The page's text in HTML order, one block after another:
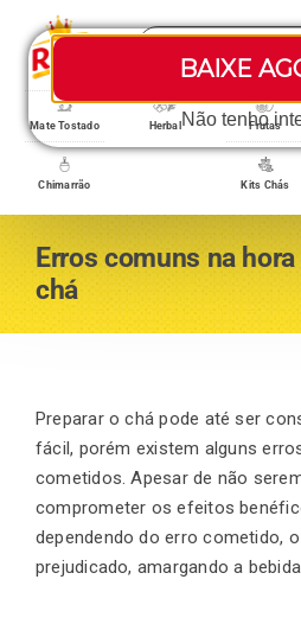
BAIXE
Não tenho
content
Search
Loja/
Home
A
Minha
Mate Tostado Herbal Frutas
Chimarrão Kits Chás
Erros comuns na
chá
Preparar o chá pode até ser
fácil, porém existem alguns
cometidos. Apesar de não
comprometer os efeitos
dependendo do erro cometido,
prejudicado, amargando a